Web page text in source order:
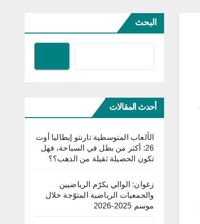
البحث
أحدث المقالات
الألعاب المتوسطية تارنتو إيطاليا أوت
26: أكثر من بطل في السباحة، فهل
تكون الحصيلة ثقيلة من الذهب؟؟
زغوان: الوالي يكرّم الرياضيين
والجمعيات الرياضية المتوّجة خلال
موسم 2025-2026